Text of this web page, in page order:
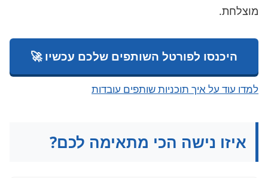
מוצלחת.
היכנסו לפורטל השותפים שלכם עכשיו 🚀
למדו עוד על איך תוכניות שותפים עובדות
איזו נישה הכי מתאימה לכם?